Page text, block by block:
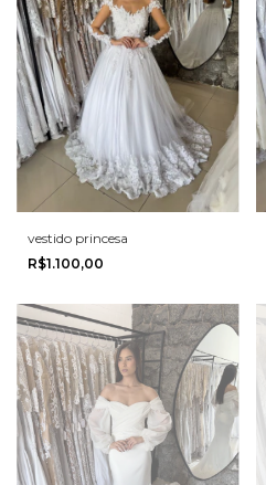
vestido princesa
R$1.100,00